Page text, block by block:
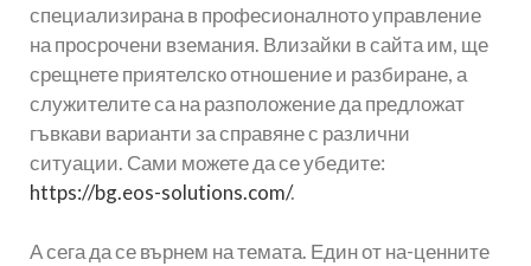
специализирана в професионалното управление
на просрочени вземания. Влизайки в сайта им, ще
срещнете приятелско отношение и разбиране, а
служителите са на разположение да предложат
гъвкави варианти за справяне с различни
ситуации. Сами можете да се убедите:
https://bg.eos-solutions.com/.
А сега да се върнем на темата. Един от на-ценните